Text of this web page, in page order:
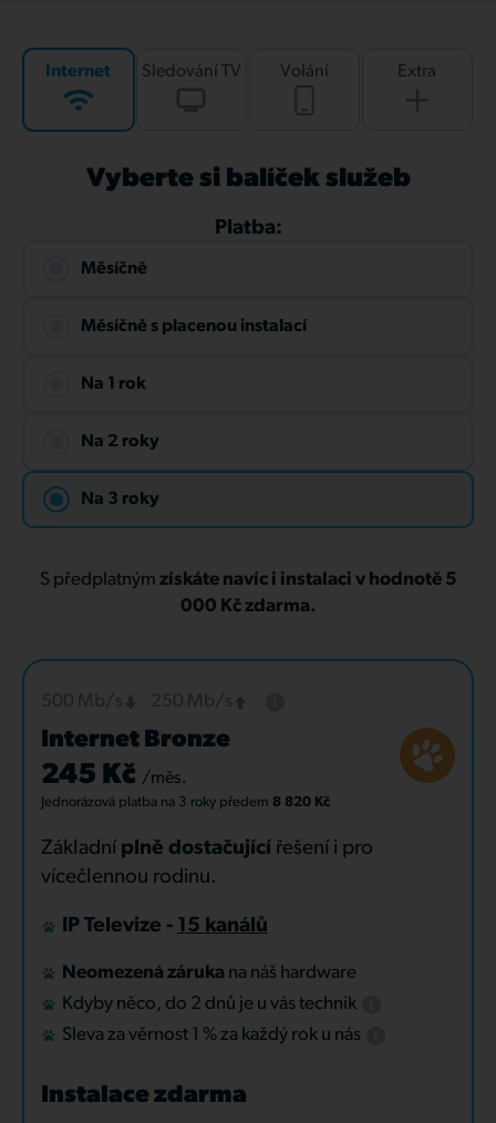
Internet Sledování TV Volání Extra
Vyberte si balíček služeb
Platba:
Měsíčně
Měsíčně s placenou instalací
Na 1 rok
Na 2 roky
Na 3 roky
S předplatným získáte navíc i instalaci v hodnotě 5
000 Kč zdarma.
Internet Bronze
245 Kč /měs.
Jednorázová platba na 3 roky předem 8 820 Kč
Základní plně dostačující řešení i pro
vícečlennou rodinu.
IP Televize - 15 kanálů
Neomezená záruka na náš hardware
Kdyby něco, do 2 dnů je u vás technik
Sleva za věrnost 1 % za každý rok u nás
Instalace zdarma